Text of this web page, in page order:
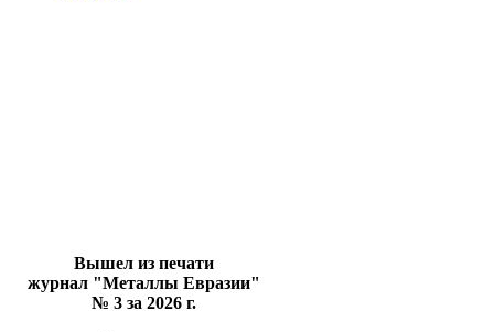
Вышел из печати
журнал "Металлы Евразии"
№ 3 за 2026 г.